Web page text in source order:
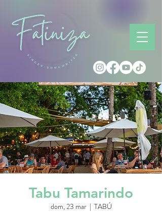
Tabu Tamarindo
dom, 23 mar
  |
TABÚ